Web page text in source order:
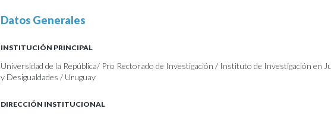
Datos Generales
INSTITUCIÓN PRINCIPAL
Universidad de la República/ Pro Rectorado de Investigación / Instituto de Investigación en
y Desigualdades / Uruguay
DIRECCIÓN INSTITUCIONAL